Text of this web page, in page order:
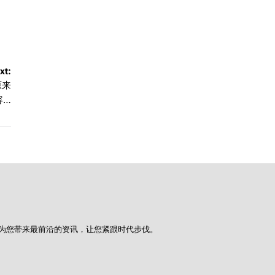
…
带来最前沿的资讯，让您紧跟时代步伐。